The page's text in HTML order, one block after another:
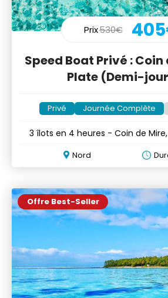
Prix530€
Speed Boat Privé : Coin
Plate (Demi-
Privé Journée Complète
3 îlots en 4 heures - Coin de
Nord
Offre Best-Seller